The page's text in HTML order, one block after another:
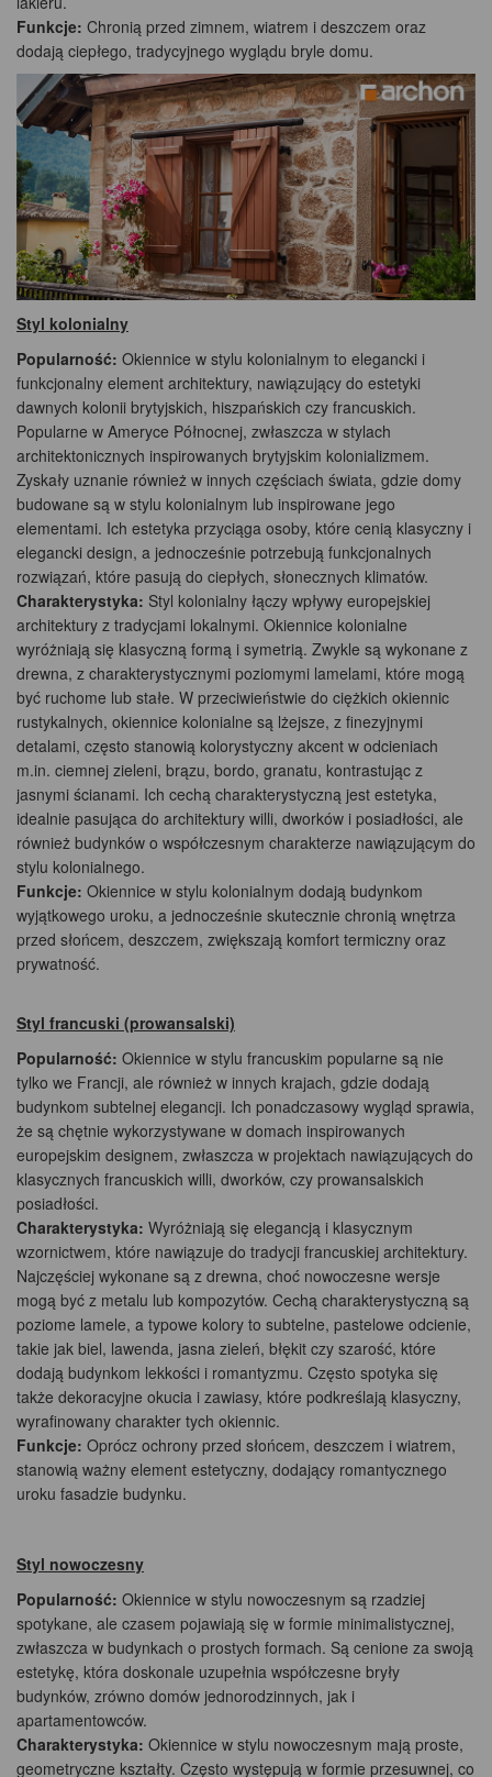
Funkcje: Chronią przed zimnem, wiatrem i deszczem oraz
dodają ciepłego, tradycyjnego wyglądu bryle domu.
Styl kolonialny
Popularność: Okiennice w stylu kolonialnym to elegancki i
funkcjonalny element architektury, nawiązujący do estetyki
dawnych kolonii brytyjskich, hiszpańskich czy francuskich.
Popularne w Ameryce Północnej, zwłaszcza w stylach
architektonicznych inspirowanych brytyjskim kolonializmem.
Zyskały uznanie również w innych częściach świata, gdzie domy
budowane są w stylu kolonialnym lub inspirowane jego
elementami. Ich estetyka przyciąga osoby, które cenią klasyczny i
elegancki design, a jednocześnie potrzebują funkcjonalnych
rozwiązań, które pasują do ciepłych, słonecznych klimatów.
Charakterystyka: Styl kolonialny łączy wpływy europejskiej
architektury z tradycjami lokalnymi. Okiennice kolonialne
wyróżniają się klasyczną formą i symetrią. Zwykle są wykonane z
drewna, z charakterystycznymi poziomymi lamelami, które mogą
być ruchome lub stałe. W przeciwieństwie do ciężkich okiennic
rustykalnych, okiennice kolonialne są lżejsze, z finezyjnymi
detalami, często stanowią kolorystyczny akcent w odcieniach
m.in. ciemnej zieleni, brązu, bordo, granatu, kontrastując z
jasnymi ścianami. Ich cechą charakterystyczną jest estetyka,
idealnie pasująca do architektury willi, dworków i posiadłości, ale
również budynków o współczesnym charakterze nawiązującym do
stylu kolonialnego.
Funkcje: Okiennice w stylu kolonialnym dodają budynkom
wyjątkowego uroku, a jednocześnie skutecznie chronią wnętrza
przed słońcem, deszczem, zwiększają komfort termiczny oraz
prywatność.
Styl francuski (prowansalski)
Popularność: Okiennice w stylu francuskim popularne są nie
tylko we Francji, ale również w innych krajach, gdzie dodają
budynkom subtelnej elegancji. Ich ponadczasowy wygląd sprawia,
że są chętnie wykorzystywane w domach inspirowanych
europejskim designem, zwłaszcza w projektach nawiązujących do
klasycznych francuskich willi, dworków, czy prowansalskich
posiadłości.
Charakterystyka: Wyróżniają się elegancją i klasycznym
wzornictwem, które nawiązuje do tradycji francuskiej architektury.
Najczęściej wykonane są z drewna, choć nowoczesne wersje
mogą być z metalu lub kompozytów. Cechą charakterystyczną są
poziome lamele, a typowe kolory to subtelne, pastelowe odcienie,
takie jak biel, lawenda, jasna zieleń, błękit czy szarość, które
dodają budynkom lekkości i romantyzmu. Często spotyka się
także dekoracyjne okucia i zawiasy, które podkreślają klasyczny,
wyrafinowany charakter tych okiennic.
Funkcje: Oprócz ochrony przed słońcem, deszczem i wiatrem,
stanowią ważny element estetyczny, dodający romantycznego
uroku fasadzie budynku.
Styl nowoczesny
Popularność: Okiennice w stylu nowoczesnym są rzadziej
spotykane, ale czasem pojawiają się w formie minimalistycznej,
zwłaszcza w budynkach o prostych formach. Są cenione za swoją
estetykę, która doskonale uzupełnia współczesne bryły
budynków, zrówno domów jednorodzinnych, jak i
apartamentowców.
Charakterystyka: Okiennice w stylu nowoczesnym mają proste,
geometryczne kształty. Często występują w formie przesuwnej, co